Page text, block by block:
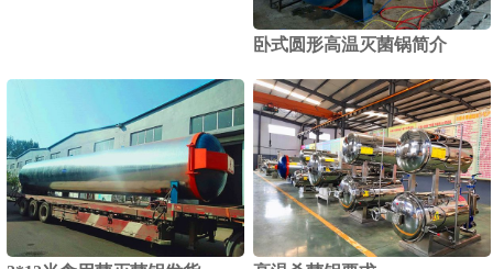
卧式圆形高温灭菌锅简介